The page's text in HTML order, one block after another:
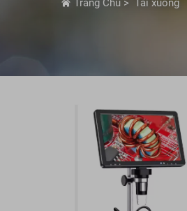
Trang Chủ > Tải xuống